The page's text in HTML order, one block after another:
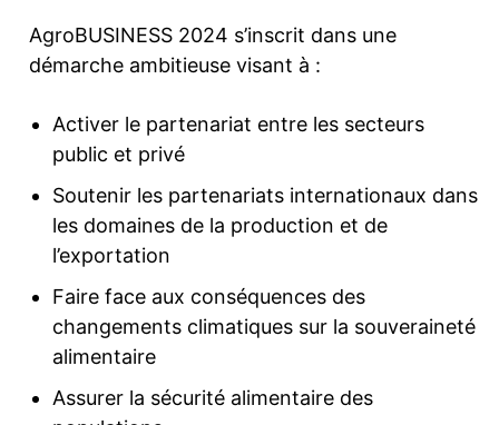
AgroBUSINESS 2024 s’inscrit dans une
démarche ambitieuse visant à :
Activer le partenariat entre les secteurs
public et privé
Soutenir les partenariats internationaux dans
les domaines de la production et de
l’exportation
Faire face aux conséquences des
changements climatiques sur la souveraineté
alimentaire
Assurer la sécurité alimentaire des